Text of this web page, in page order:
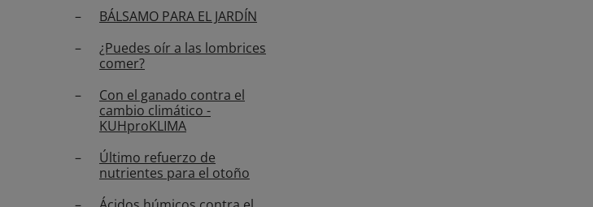
BÁLSAMO PARA EL JARDÍN
¿Puedes oír a las lombrices
comer?
Con el ganado contra el
cambio climático -
KUHproKLIMA
Último refuerzo de
nutrientes para el otoño